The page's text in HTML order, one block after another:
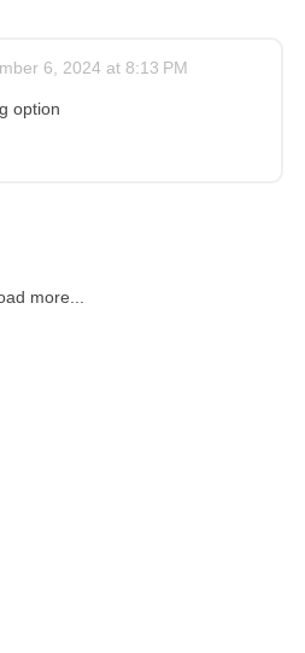
6, 2024 at 8:13 PM
option
more...